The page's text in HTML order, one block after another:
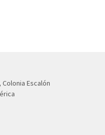
Escalón